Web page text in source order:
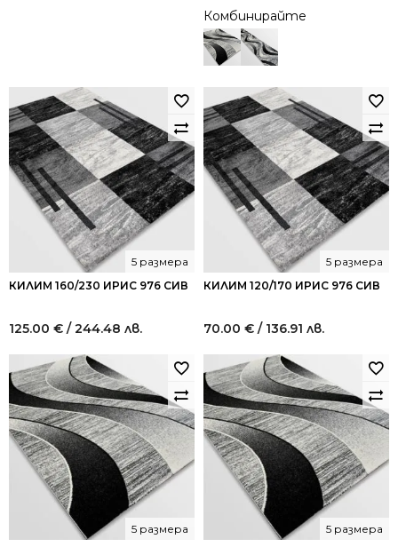
Комбинирайте
КИЛИМ 160/230 ИРИС 976 СИВ
5 размера
125.00 € / 244.48 лв.
КИЛИМ 120/170 ИРИС 976 СИВ
5 размера
70.00 € / 136.91 лв.
5 размера
5 размера